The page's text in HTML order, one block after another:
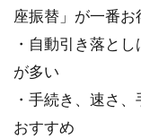
座振替」が一番お
・自動引き落と
が多い
・手続き、速さ
おすすめ